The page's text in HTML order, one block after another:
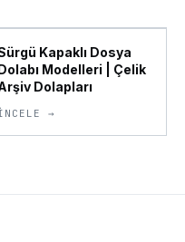
Kapaklı Dosya
Modelleri | Çelik
Dolapları
→